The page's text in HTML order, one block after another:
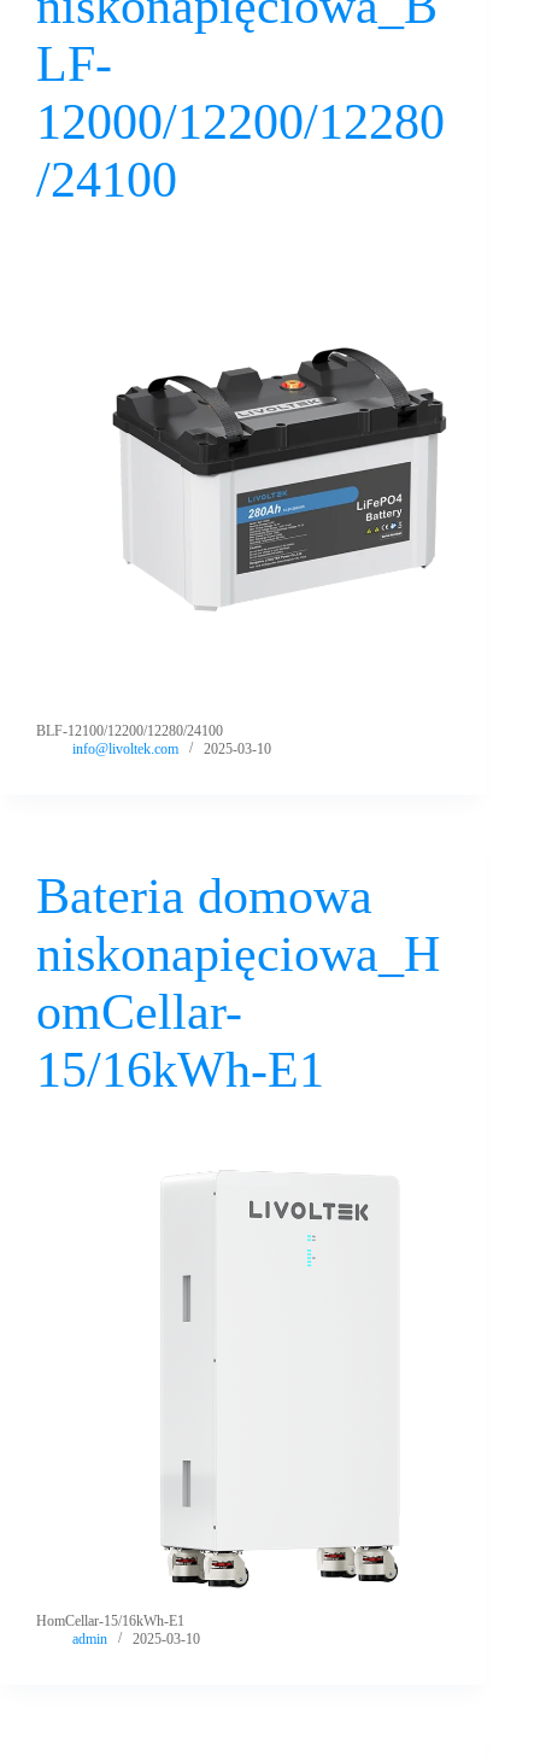
LF-
12000/12200/12280
/24100
BLF-12100/12200/12280/24100
info@livoltek.com
2025-03-10
Bateria domowa
niskonapięciowa_H
omCellar-
15/16kWh-E1
HomCellar-15/16kWh-E1
admin
2025-03-10